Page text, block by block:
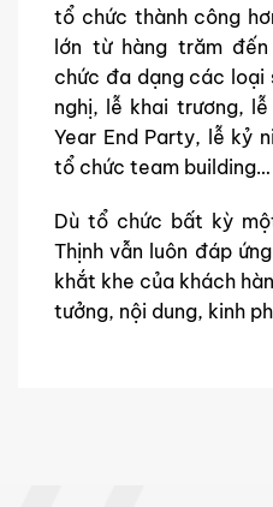
tổ chức thành công
lớn từ hàng trăm
chức đa dạng các loại
nghị, lễ khai trương,
Year End Party, lễ kỷ
tổ chức team building…
Dù tổ chức bất kỳ
Thịnh vẫn luôn đáp
khắt khe của khách
tưởng, nội dung, kinh